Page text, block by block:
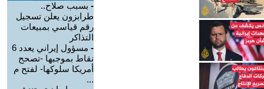
- بسبب صلاح..
طرابزون يعلن تسجيل
رقم قياسي بمبيعات
التذاكر
-
مسؤول إيراني يعدد 6
نقاط بموجبها -تصحح
أمريكا سلوكها- لفتح م
...